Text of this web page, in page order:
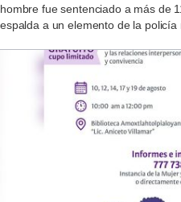
hombre fue sentenciado a más de
espalda a un elemento de la policía